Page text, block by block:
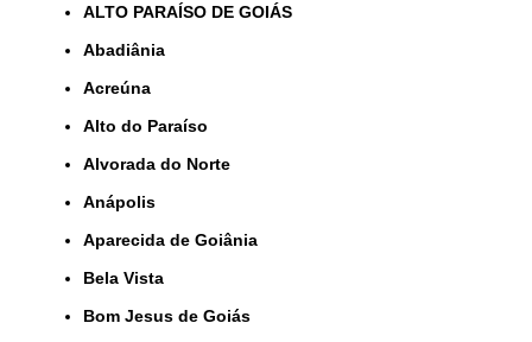
ALTO PARAÍSO DE GOIÁS
Abadiânia
Acreúna
Alto do Paraíso
Alvorada do Norte
Anápolis
Aparecida de Goiânia
Bela Vista
Bom Jesus de Goiás